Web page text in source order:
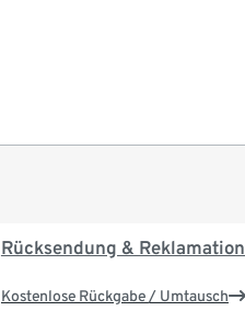
Rücksendung & Reklamation
Kostenlose Rückgabe / Umtausch